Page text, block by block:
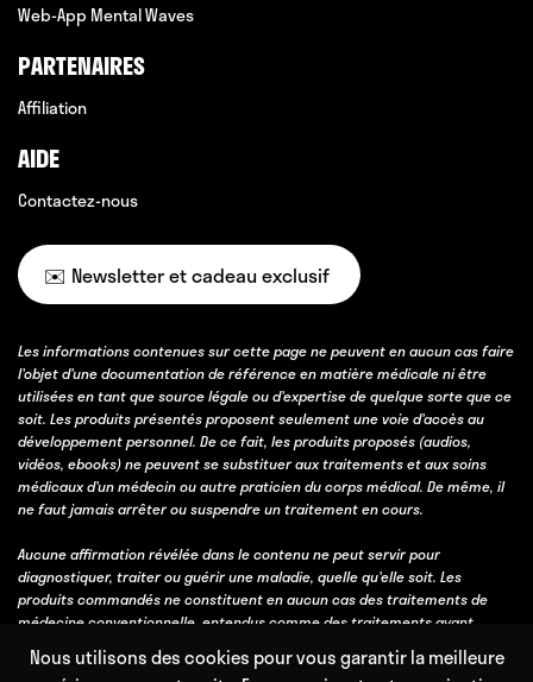
Nous utilisons des cookies pour vous garantir la meilleure
Web-App Mental Waves
PARTENAIRES
Affiliation
AIDE
Contactez-nous
✉️ Newsletter et cadeau exclusif
Les informations contenues sur cette page ne peuvent en aucun cas faire
l’objet d’une documentation de référence en matière médicale ni être
utilisées en tant que source légale ou d’expertise de quelque sorte que ce
soit. Les produits présentés proposent seulement une voie d’accès au
développement personnel. De ce fait, les produits proposés (audios,
vidéos, ebooks) ne peuvent se substituer aux traitements et aux soins
médicaux d’un médecin ou autre praticien du corps médical. De même, il
ne faut jamais arrêter ou suspendre un traitement en cours.
Aucune affirmation révélée dans le contenu ne peut servir pour
diagnostiquer, traiter ou guérir une maladie, quelle qu’elle soit. Les
produits commandés ne constituent en aucun cas des traitements de
médecine conventionnelle, entendus comme des traitements ayant
qu’ils bénéficient d’un consensus professionnel fort obtenu avec l’accord